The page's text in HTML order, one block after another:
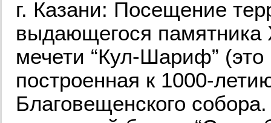
г. Казани: Посещение
выдающегося памятника
мечети “Кул-Шариф”
построенная к 1000-
Благовещенского